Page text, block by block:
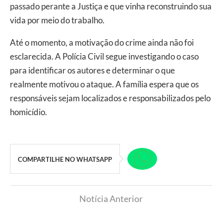
passado perante a Justiça e que vinha reconstruindo sua
vida por meio do trabalho.
Até o momento, a motivação do crime ainda não foi
esclarecida. A Polícia Civil segue investigando o caso
para identificar os autores e determinar o que
realmente motivou o ataque. A família espera que os
responsáveis sejam localizados e responsabilizados pelo
homicídio.
COMPARTILHE NO WHATSAPP
Notícia Anterior